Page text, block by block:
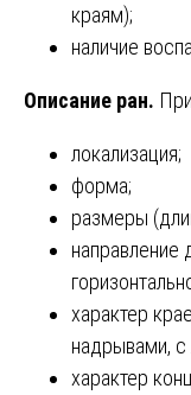
краям);
наличие
Описание ран.
локализация;
форма;
размеры
направление
характер
надрывами, с
характер